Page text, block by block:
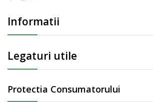
Informatii
Legaturi utile
Protectia Consumatorului